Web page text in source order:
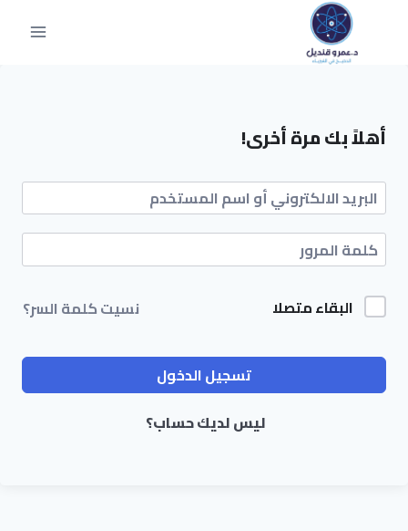
أهلاً بك مرة أخرى!
البقاء متصلا نسيت كلمة السر؟
تسجيل الدخول
ليس لديك حساب؟